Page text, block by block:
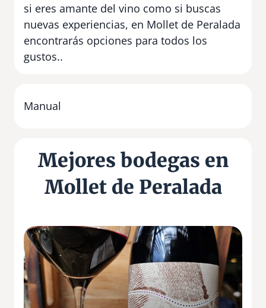
si eres amante del vino como si buscas
nuevas experiencias, en Mollet de Peralada
encontrarás opciones para todos los
gustos..
Manual
Mejores bodegas en
Mollet de Peralada
C
e
l
l
e
r